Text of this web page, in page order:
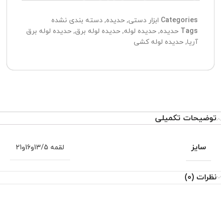
Categories ابزار دستی, حدیده, دسته بندی نشده
Tags حدیده, حدیده لوله, حدیده لوله برق, حدیده لوله برق
آریا, حدیده لوله کشی
توضیحات تکمیلی
سایز لقمه 13/5و16و21
نظرات (0)